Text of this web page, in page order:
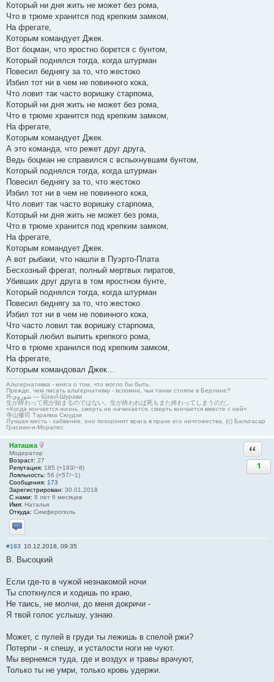
Который ни дня жить не может без рома,
Что в трюме хранится под крепким замком,
На фрегате,
Которым командует Джек.
Вот боцман, что яростно борется с бунтом,
Который поднялся тогда, когда штурман
Повесил беднягу за то, что жестоко
Избил тот ни в чем не повинного кока,
Что ловит так часто воришку старпома,
Который ни дня жить не может без рома,
Что в трюме хранится под крепким замком,
На фрегате,
Которым командует Джек.
А это команда, что режет друг друга,
Ведь боцман не справился с вспыхнувшим бунтом,
Который поднялся тогда, когда штурман
Повесил беднягу за то, что жестоко
Избил тот ни в чем не повинного кока,
Что ловит так часто воришку старпома,
Который ни дня жить не может без рома,
Что в трюме хранится под крепким замком,
На фрегате,
Которым командует Джек.
А вот рыбаки, что нашли в Пуэрто-Плата
Бесхозный фрегат, полный мертвых пиратов,
Убивших друг друга в том яростном бунте,
Который поднялся тогда, когда штурман
Повесил беднягу за то, что жестоко
Избил тот ни в чем не повинного кока,
Что часто ловил так воришку старпома,
Который любил выпить крепкого рома,
Что в трюме хранился под крепким замком,
На фрегате,
Которым командовал Джек…
Альтернативка - книга о том, что могло бы быть.
Прежде, чем писать альтернативку - вспомни, чьи танки стояли в Берлине?
Я-شوروی — šûravî-Шурави
生が終わって死が始まるのではない。生が終われば死もまた終わってしまうのだ。
«Когда кончается жизнь, смерть не начинается, смерть кончается вместе с ней»
寺山修司 Тэраяма Сюудзи
Лучшая месть - забвение, оно похоронит врага в прахе его ничтожества. (с) Бальтасар
Грасиан-и-Моралес
Наташка
Модератор
Возраст: 27
Репутация: 185 (+193/−8)
Лояльность: 56 (+57/−1)
Сообщения: 173
Зарегистрирован: 30.01.2018
С нами: 8 лет 6 месяцев
Имя: Наталья
Откуда: Симферополь
Отправить личное сообщение
1
#183 10.12.2018, 09:35
В. Высоцкий
Если где-то в чужой незнакомой ночи
Ты споткнулся и ходишь по краю,
Не таись, не молчи, до меня докричи -
Я твой голос услышу, узнаю.
Может, с пулей в груди ты лежишь в спелой ржи?
Потерпи - я спешу, и усталости ноги не чуют.
Мы вернемся туда, где и воздух и травы врачуют,
Только ты не умри, только кровь удержи.